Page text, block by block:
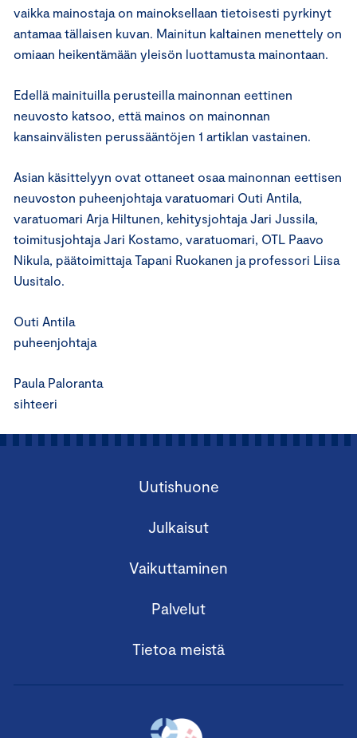
vaikka mainostaja on mainoksellaan tietoisesti pyrkinyt
antamaa tällaisen kuvan. Mainitun kaltainen menettely on
omiaan heikentämään yleisön luottamusta mainontaan.
Edellä mainituilla perusteilla mainonnan eettinen
neuvosto katsoo, että mainos on mainonnan
kansainvälisten perussääntöjen 1 artiklan vastainen.
Asian käsittelyyn ovat ottaneet osaa mainonnan eettisen
neuvoston puheenjohtaja varatuomari Outi Antila,
varatuomari Arja Hiltunen, kehitysjohtaja Jari Jussila,
toimitusjohtaja Jari Kostamo, varatuomari, OTL Paavo
Nikula, päätoimittaja Tapani Ruokanen ja professori Liisa
Uusitalo.
Outi Antila
puheenjohtaja
Paula Paloranta
sihteeri
Uutishuone
Julkaisut
Vaikuttaminen
Palvelut
Tietoa meistä